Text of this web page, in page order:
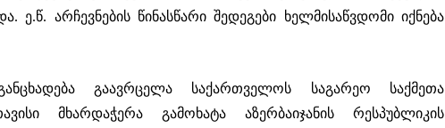
ე.წ. არჩევნების წინასწარი შედეგები ხელმისაწვდომი იქნება
გაავრცელა საქართველოს საგარეო საქმეთა
მხარდაჭერა გამოხატა აზერბაიჯანის რესპუბლიკის